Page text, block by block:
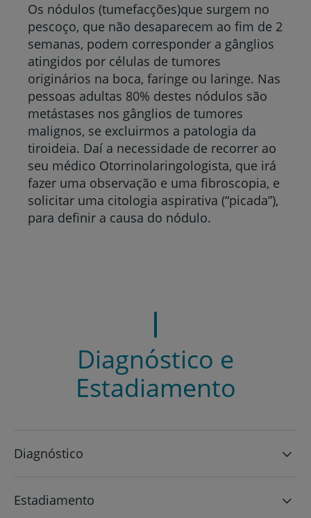
Os nódulos (tumefacções)que surgem no
pescoço, que não desaparecem ao fim de 2
semanas, podem corresponder a gânglios
atingidos por células de tumores
originários na boca, faringe ou laringe. Nas
pessoas adultas 80% destes nódulos são
metástases nos gânglios de tumores
malignos, se excluirmos a patologia da
tiroideia. Daí a necessidade de recorrer ao
seu médico Otorrinolaringologista, que irá
fazer uma observação e uma fibroscopia, e
solicitar uma citologia aspirativa (“picada”),
para definir a causa do nódulo.
Diagnóstico e
Estadiamento
Diagnóstico
Estadiamento